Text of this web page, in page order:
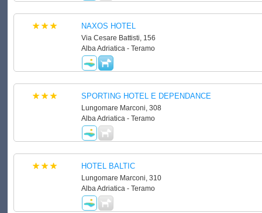
NAXOS HOTEL
Via Cesare Battisti, 156
Alba Adriatica - Teramo
SPORTING HOTEL E DEPENDANCE
Lungomare Marconi, 308
Alba Adriatica - Teramo
HOTEL BALTIC
Lungomare Marconi, 310
Alba Adriatica - Teramo